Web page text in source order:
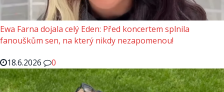
Ewa Farna dojala celý Eden: Před koncertem splnila
fanouškům sen, na který nikdy nezapomenou!
18.6.2026
0